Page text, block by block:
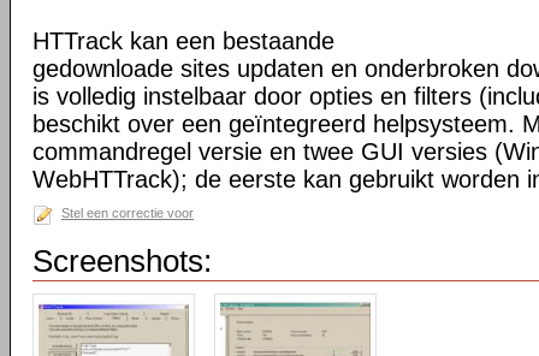
HTTrack kan een bestaande
gedownloade sites updaten en onderbroken
is volledig instelbaar door opties en filters
beschikt over een geïntegreerd helpsysteem.
commandregel versie en twee GUI versies
WebHTTrack); de eerste kan gebruikt worden
Stel een correctie voor
Screenshots: